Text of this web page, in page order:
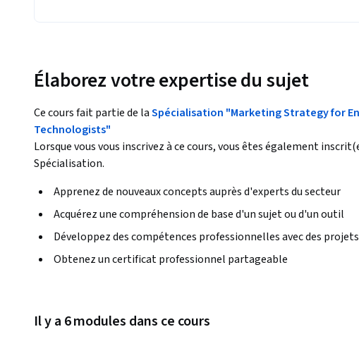
Élaborez votre expertise du sujet
Ce cours fait partie de laSpécialisation "Marketing Strategy for
Technologists"
Lorsque vous vous inscrivez à ce cours, vous êtes également
Spécialisation.
Apprenez de nouveaux concepts auprès d'experts du secteur
Acquérez une compréhension de base d'un sujet ou d'un outil
Développez des compétences professionnelles avec des
Obtenez un certificat professionnel partageable
Il y a 6 modules dans ce cours